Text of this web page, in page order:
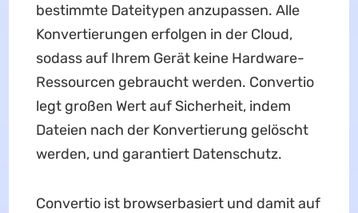
bestimmte Dateitypen anzupassen. Alle
Konvertierungen erfolgen in der Cloud,
sodass auf Ihrem Gerät keine Hardware-
Ressourcen gebraucht werden. Convertio
legt großen Wert auf Sicherheit, indem
Dateien nach der Konvertierung gelöscht
werden, und garantiert Datenschutz.
Convertio ist browserbasiert und damit auf